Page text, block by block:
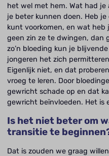
het wel met hem. Wat had
je beter kunnen doen. Heb
kunt voorkomen, en wat
geen zin ze te dwingen, dan
zo’n bloeding kun je
jongeren het zich
Eigenlijk niet, en dat
vroeg te leren. Door
gewricht schade op en dat
gewricht beïnvloeden. Het is
Is het niet beter om
transitie te
Dat is zouden we graag